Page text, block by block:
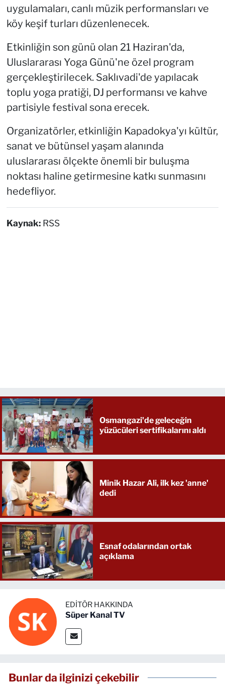
uygulamaları, canlı müzik performansları ve
köy keşif turları düzenlenecek.
Etkinliğin son günü olan 21 Haziran'da,
Uluslararası Yoga Günü'ne özel program
gerçekleştirilecek. Saklıvadi'de yapılacak
toplu yoga pratiği, DJ performansı ve kahve
partisiyle festival sona erecek.
Organizatörler, etkinliğin Kapadokya'yı kültür,
sanat ve bütünsel yaşam alanında
uluslararası ölçekte önemli bir buluşma
noktası haline getirmesine katkı sunmasını
hedefliyor.
Kaynak: RSS
Osmangazi'de geleceğin
yüzücüleri sertifikalarını aldı
Minik Hazar Ali, ilk kez 'anne'
dedi
Esnaf odalarından ortak
açıklama
EDITÖR HAKKINDA
Süper Kanal TV
Bunlar da ilginizi çekebilir